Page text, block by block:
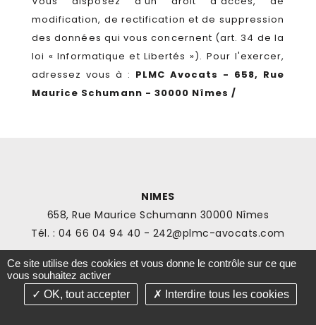
modification, de rectification et de suppression
des données qui vous concernent (art. 34 de la
loi « Informatique et Libertés »). Pour l'exercer,
adressez vous à : PLMC Avocats - 658, Rue
Maurice Schumann - 30000 Nîmes /
NIMES
658, Rue Maurice Schumann 30000 Nîmes
Tél. : 04 66 04 94 40 - 242@plmc-avocats.com
PLMC AVOCATS
NOUS ENVOYER UN MESSAGE-PLAN DU SITE-
Ce site utilise des cookies et vous donne le contrôle sur ce que
vous souhaitez activer
OK, tout accepter
Interdire tous les cookies